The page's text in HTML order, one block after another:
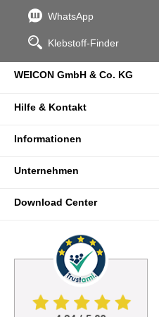
WhatsApp
Klebstoff-Finder
WEICON GmbH & Co. KG
Hilfe & Kontakt
Informationen
Unternehmen
Download Center